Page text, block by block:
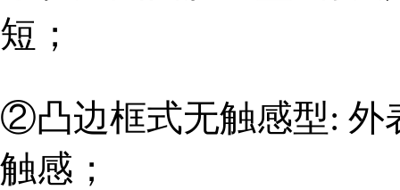
短；
②凸边框式无触感型: 外
触感；